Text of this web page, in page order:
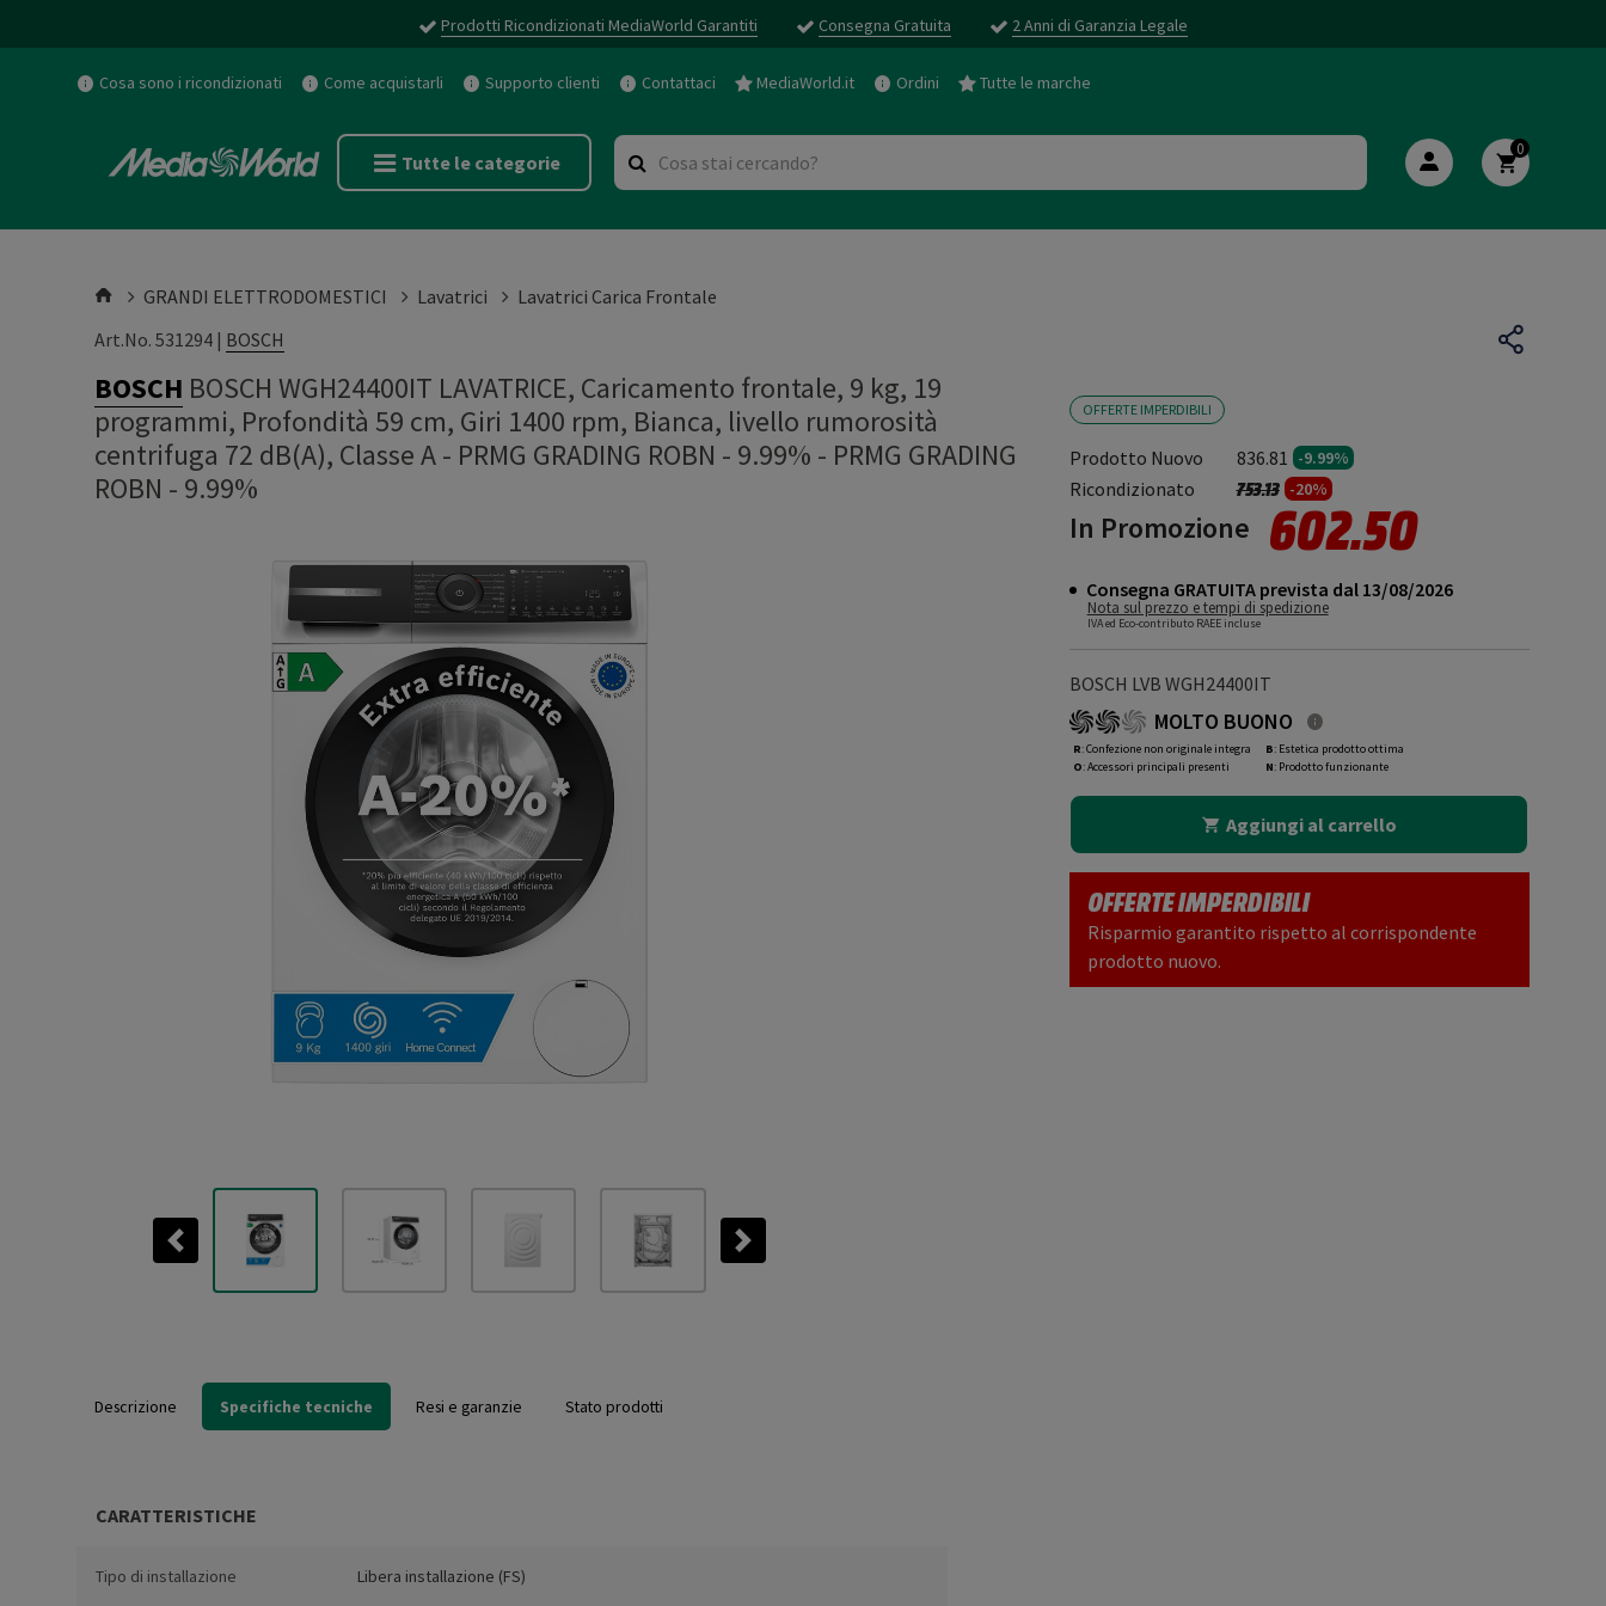
Prodotti Ricondizionati MediaWorld Garantiti Consegna Gratuita 2 Anni di Garanzia Legale
Cosa sono i ricondizionati Come acquistarli Supporto clienti Contattaci MediaWorld.it Ordini Tutte le marche
Tutte le categorie
0
GRANDI ELETTRODOMESTICI Lavatrici
Lavatrici Carica Frontale
Art.No. 531294 | BOSCH
BOSCH BOSCH WGH24400IT LAVATRICE, Caricamento frontale, 9 kg, 19
programmi, Profondità 59 cm, Giri 1400 rpm, Bianca, livello rumorosità
centrifuga 72 dB(A), Classe A - PRMG GRADING ROBN - 9.99% - PRMG GRADING
ROBN - 9.99%
Previous Next
OFFERTE IMPERDIBILI
Prodotto Nuovo 836.81 -9.99%
Ricondizionato Prezzo ridotto da
753.13a-20%
In Promozione 602.50
Consegna GRATUITA prevista dal 13/08/2026
Nota sul prezzo e tempi di spedizione
IVA ed Eco-contributo RAEE incluse
BOSCH LVB WGH24400IT
MOLTO BUONO
R: Confezione non originale integra
O: Accessori principali presenti
B: Estetica prodotto ottima
N: Prodotto funzionante
Aggiungi al carrello
OFFERTE IMPERDIBILI
Risparmio garantito rispetto al corrispondente
prodotto nuovo.
Descrizione Specifiche tecniche Resi e garanzie Stato prodotti
CARATTERISTICHE
Tipo di installazione Libera installazione (FS)